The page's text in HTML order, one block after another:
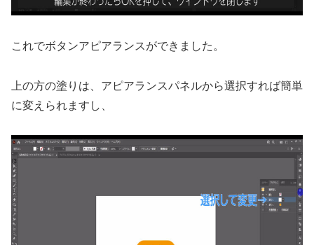
これでボタンアピアランスができました。
上の方の塗りは、アピアランスパネルから選択すれば簡単
に変えられますし、